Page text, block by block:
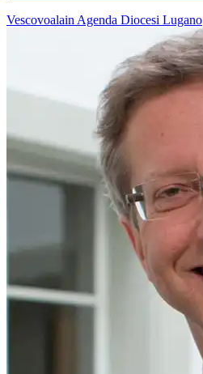
Vescovoalain Agenda Diocesi Lugano